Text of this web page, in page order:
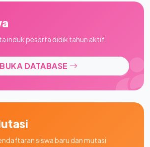
induk peserta didik tahun aktif.
BUKA DATABASE
siswa baru dan mutasi